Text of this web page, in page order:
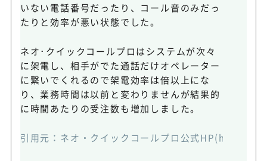
いない電話番号だったり、コール音のみだっ
たりと効率が悪い状態でした。
ネオ･クイックコールプロはシステムが次々
に架電し、相手がでた通話だけオペレーター
に繋いでくれるので架電効率は倍以上にな
り、業務時間は以前と変わりませんが結果的
に時間あたりの受注数も増加しました。
引用元： ネオ・クイックコールプロ公式